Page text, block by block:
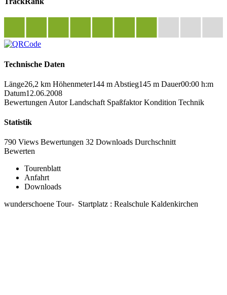
Technische Daten
Länge26,2 km Höhenmeter144 m Abstieg145 m Dauer00:00 h:m
Datum12.06.2008
Bewertungen Autor Landschaft Spaßfaktor Kondition Technik
Statistik
790 Views Bewertungen 32 Downloads Durchschnitt
Bewerten
Tourenblatt
Anfahrt
Downloads
wunderschoene Tour- Startplatz : Realschule Kaldenkirchen